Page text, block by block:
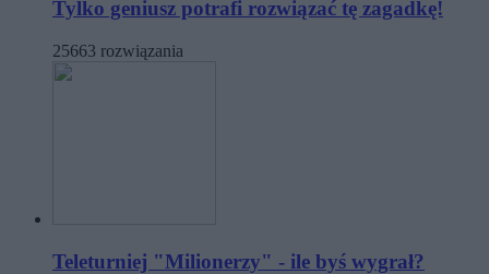
Tylko geniusz potrafi rozwiązać tę zagadkę!
25663 rozwiązania
Teleturniej "Milionerzy" - ile byś wygrał?